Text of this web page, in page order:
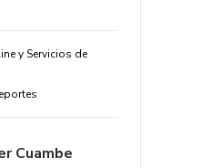
y en cualquier
y Servicios de
Cuambe